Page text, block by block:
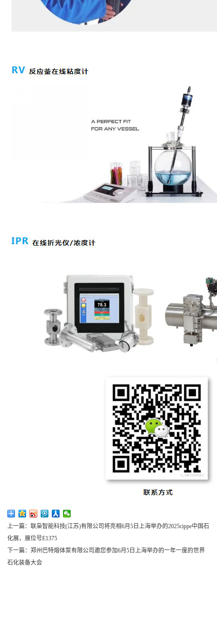
上一篇：联枭智能科技(江苏)有限公司将亮相6月5日上海举办的2025cippe中国石
化展，展位号E1375
下一篇：郑州巴特熔体泵有限公司邀您参加6月5日上海举办的一年一度的世界
石化装备大会